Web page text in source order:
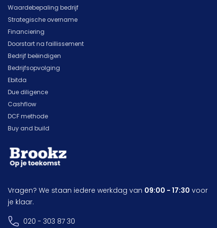
Waardebepaling bedrijf
Strategische overname
Financiering
Doorstart na faillissement
Bedrijf beëindigen
Bedrijfsopvolging
Ebitda
Due diligence
Cashflow
DCF methode
Buy and build
Vragen? We staan iedere werkdag van 09:00 - 17:30 voor
je klaar.
020 - 303 87 30